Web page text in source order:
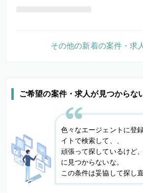
ご希望の案件・求人が見つからな
色々なエージェントに登
イトで検索して、、
頑張って探しているけど
に見つからないな。
この条件は妥協して探し
その他の新着の案件・求